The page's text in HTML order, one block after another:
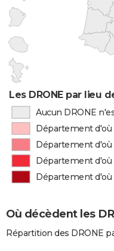
Les DRONE par lieu
Aucun DRONE
Département d'où
Département d'où
Département
Département
Où décèdent les
Répartition des DRONE